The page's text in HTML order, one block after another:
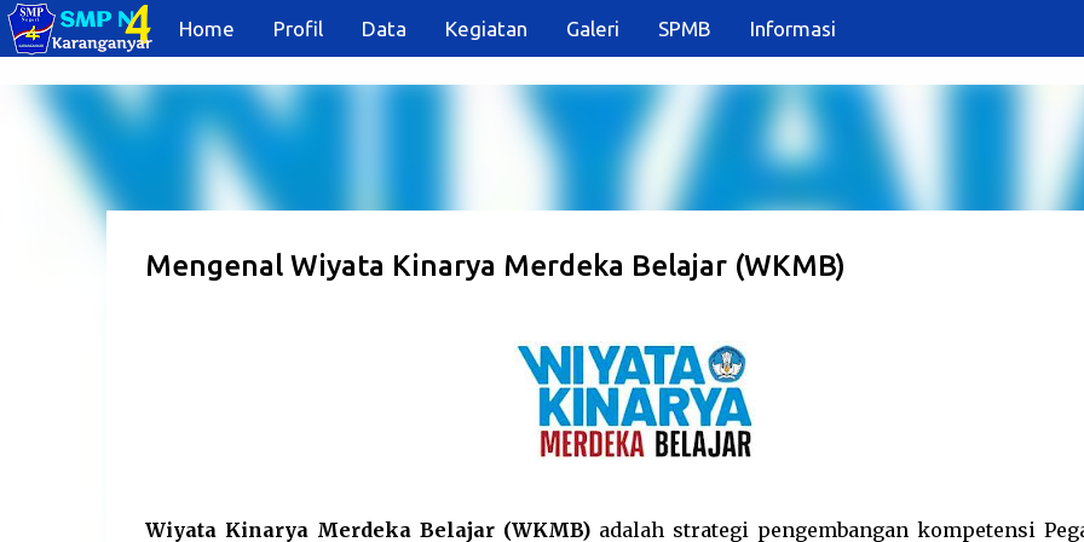
Home Profil Data Kegiatan Galeri SPMB Informasi
Langsung ke konten utama
Mengenal Wiyata Kinarya Merdeka Belajar (WKMB)
Wiyata Kinarya Merdeka Belajar (WKMB)adalah strategi pengembangan kompetensi